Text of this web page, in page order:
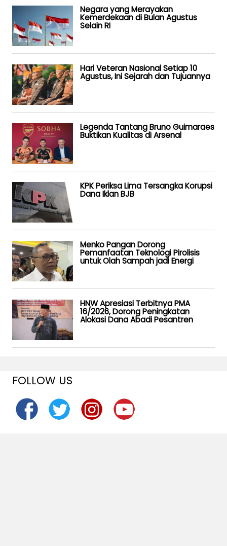
Negara yang Merayakan
Kemerdekaan di Bulan Agustus
Selain RI
Hari Veteran Nasional Setiap 10
Agustus, Ini Sejarah dan Tujuannya
Legenda Tantang Bruno Guimaraes
Buktikan Kualitas di Arsenal
KPK Periksa Lima Tersangka Korupsi
Dana Iklan BJB
Menko Pangan Dorong
Pemanfaatan Teknologi Pirolisis
untuk Olah Sampah jadi Energi
HNW Apresiasi Terbitnya PMA
16/2026, Dorong Peningkatan
Alokasi Dana Abadi Pesantren
FOLLOW US